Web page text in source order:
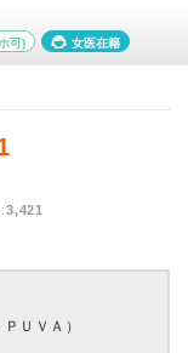
可) 女医在籍
3,421
ＵＶＡ）